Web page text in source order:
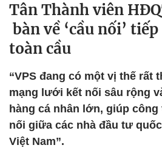
Tân Thành viên
bàn về ‘cầu nối’
toàn cầu
“VPS đang có một vị thế rất
mạng lưới kết nối sâu rộng
hàng cá nhân lớn, giúp
nối giữa các nhà đầu tư
Việt Nam”.